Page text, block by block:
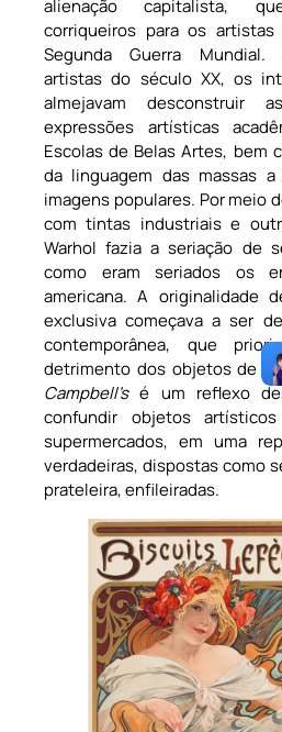
alienação capitalista,
corriqueiros para os
Segunda Guerra Mundial.
artistas do século XX, os
almejavam desconstruir
expressões artísticas
Escolas de Belas Artes, bem
da linguagem das massas
imagens populares. Por meio
com tintas industriais e
Warhol fazia a seriação de
como eram seriados os
americana. A originalidade
exclusiva começava a ser
contemporânea, que
detrimento dos objetos de
Campbell’sé um reflexo
confundir objetos
supermercados, em uma
verdadeiras, dispostas como
prateleira, enfileiradas.